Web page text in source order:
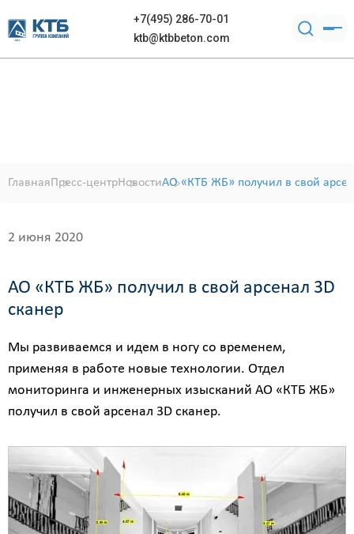
+7(495) 286-70-01
ktb@ktbbeton.com
ГлавнаяПресс-центрНовостиАО «КТБ ЖБ» получил в свой
2 июня 2020
АО «КТБ ЖБ» получил в свой арсенал 3D
сканер
Мы развиваемся и идем в ногу со временем,
применяя в работе новые технологии. Отдел
мониторинга и инженерных изысканий АО «КТБ ЖБ»
получил в свой арсенал 3D сканер.